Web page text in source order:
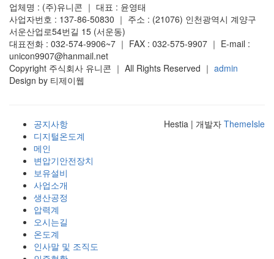
업체명 : (주)유니콘 ｜ 대표 : 윤영태
사업자번호 : 137-86-50830 ｜ 주소 : (21076) 인천광역시 계양구
서운산업로54번길 15 (서운동)
대표전화 : 032-574-9906~7 ｜ FAX : 032-575-9907 ｜ E-mail :
unicon9907@hanmail.net
Copyright 주식회사 유니콘 ｜ All Rights Reserved ｜ admin
Design by 티제이웹
공지사항
디지털온도계
메인
변압기안전장치
보유설비
사업소개
생산공정
압력계
오시는길
온도계
인사말 및 조직도
Hestia | 개발자 ThemeIsle